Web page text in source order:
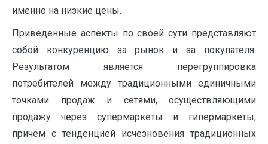
именно на низкие цены.
Приведенные аспекты по своей сути представляют
собой конкуренцию за рынок и за покупателя.
Результатом является перегруппировка
потребителей между традиционными единичными
точками продаж и сетями, осуществляющими
продажу через супермаркеты и гипермаркеты,
причем с тенденцией исчезновения традиционных